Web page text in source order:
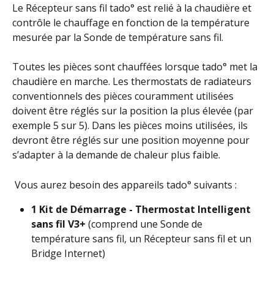
Le Récepteur sans fil tado° est relié à la chaudière et
contrôle le chauffage en fonction de la température
mesurée par la Sonde de température sans fil.
Toutes les pièces sont chauffées lorsque tado° met la
chaudière en marche. Les thermostats de radiateurs
conventionnels des pièces couramment utilisées
doivent être réglés sur la position la plus élevée (par
exemple 5 sur 5). Dans les pièces moins utilisées, ils
devront être réglés sur une position moyenne pour
s’adapter à la demande de chaleur plus faible.
Vous aurez besoin des appareils tado° suivants :
1 Kit de Démarrage - Thermostat Intelligent
sans fil V3+ (comprend une Sonde de
température sans fil, un Récepteur sans fil et un
Bridge Internet)